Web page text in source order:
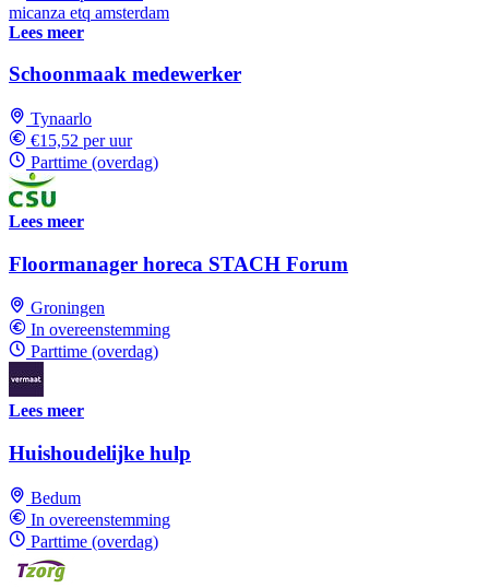
micanza etq amsterdam
Lees meer
Schoonmaak medewerker
Tynaarlo
€15,52 per uur
Parttime (overdag)
Lees meer
Floormanager horeca STACH Forum
Groningen
In overeenstemming
Parttime (overdag)
Lees meer
Huishoudelijke hulp
Bedum
In overeenstemming
Parttime (overdag)